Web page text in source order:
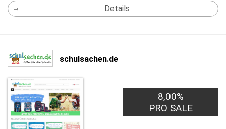
Details
schulsachen.de
8,00%
PRO SALE